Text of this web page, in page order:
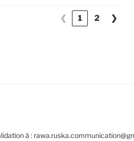
❮ 1 2 ❯
à :